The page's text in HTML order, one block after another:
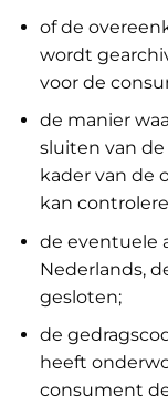
of de
wordt
voor de
de manier
sluiten van
kader van de
kan
de eventuele
Nederlands,
gesloten;
de
heeft
consument